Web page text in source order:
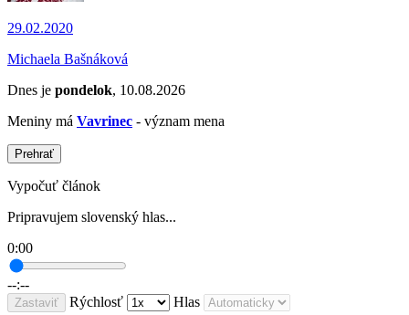
29.02.2020
Michaela Bašnáková
Dnes je pondelok, 10.08.2026
Meniny má Vavrinec - význam mena
Prehrať
Vypočuť článok
Pripravujem slovenský hlas...
0:00
--:--
Zastaviť Rýchlosť Hlas